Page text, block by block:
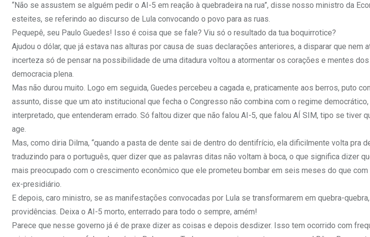
“Não se assustem se alguém pedir o AI-5 em reação à quebradeira na rua”, disse nosso ministro da
esteites, se referindo ao discurso de Lula convocando o povo para as ruas.
Pequepê, seu Paulo Guedes! Isso é coisa que se fale? Viu só o resultado da tua boquirrotice?
Ajudou o dólar, que já estava nas alturas por causa de suas declarações anteriores, a disparar que nem
incerteza só de pensar na possibilidade de uma ditadura voltou a atormentar os corações e mentes
democracia plena.
Mas não durou muito. Logo em seguida, Guedes percebeu a cagada e, praticamente aos berros, puto
assunto, disse que um ato institucional que fecha o Congresso não combina com o regime
interpretado, que entenderam errado. Só faltou dizer que não falou AI-5, que falou AÍ SIM, tipo se tiver
age.
Mas, como diria Dilma, “quando a pasta de dente sai de dentro do dentifrício, ela dificilmente volta pra
traduzindo para o português, quer dizer que as palavras ditas não voltam à boca, o que significa dizer
mais preocupado com o crescimento econômico que ele prometeu bombar em seis meses do que com
ex-presidiário.
E depois, caro ministro, se as manifestações convocadas por Lula se transformarem em quebra-
providências. Deixa o AI-5 morto, enterrado para todo o sempre, amém!
Parece que nesse governo já é de praxe dizer as coisas e depois desdizer. Isso tem ocorrido com